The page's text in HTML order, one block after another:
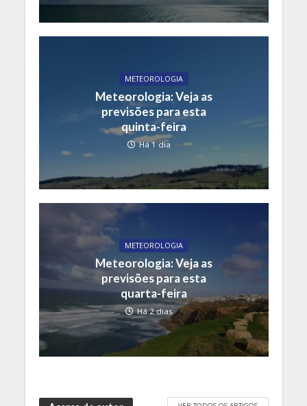
METEOROLOGIA
Meteorologia: Veja as
previsões para esta
quinta-feira
Há 1 dia
METEOROLOGIA
Meteorologia: Veja as
previsões para esta
quarta-feira
Há 2 dias